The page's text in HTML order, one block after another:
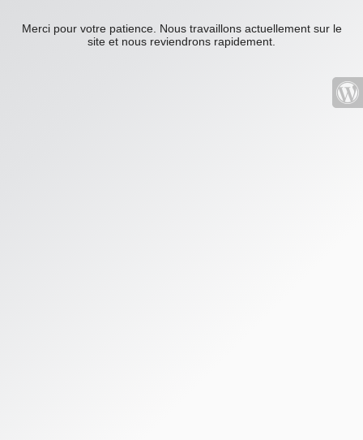
Merci pour votre patience. Nous travaillons actuellement sur le
site et nous reviendrons rapidement.